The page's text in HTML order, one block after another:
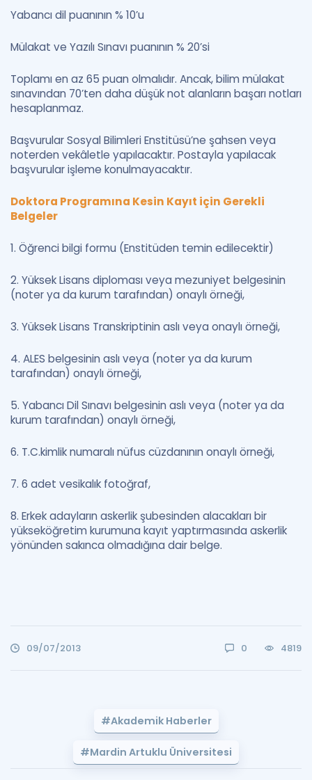
Yabancı dil puanının % 10’u
Mülakat ve Yazılı Sınavı puanının % 20’si
Toplamı en az 65 puan olmalıdır. Ancak, bilim mülakat
sınavından 70’ten daha düşük not alanların başarı notları
hesaplanmaz.
Başvurular Sosyal Bilimleri Enstitüsü’ne şahsen veya
noterden vekâletle yapılacaktır. Postayla yapılacak
başvurular işleme konulmayacaktır.
Doktora Programına Kesin Kayıt için Gerekli
Belgeler
1. Öğrenci bilgi formu (Enstitüden temin edilecektir)
2. Yüksek Lisans diploması veya mezuniyet belgesinin
(noter ya da kurum tarafından) onaylı örneği,
3. Yüksek Lisans Transkriptinin aslı veya onaylı örneği,
4. ALES belgesinin aslı veya (noter ya da kurum
tarafından) onaylı örneği,
5. Yabancı Dil Sınavı belgesinin aslı veya (noter ya da
kurum tarafından) onaylı örneği,
6. T.C.kimlik numaralı nüfus cüzdanının onaylı örneği,
7. 6 adet vesikalık fotoğraf,
8. Erkek adayların askerlik şubesinden alacakları bir
yükseköğretim kurumuna kayıt yaptırmasında askerlik
yönünden sakınca olmadığına dair belge.
09/07/2013 0 4819
#Akademik Haberler
#Mardin Artuklu Üniversitesi